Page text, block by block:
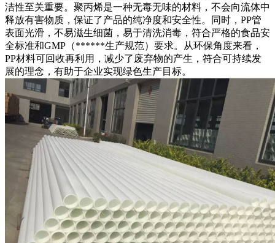
洁性至关重要。聚丙烯是一种无毒无味的材料，不会向流体中
释放有害物质，保证了产品的纯净度和安全性。同时，PP管
表面光滑，不易滋生细菌，易于清洗消毒，符合严格的食品安
全标准和GMP（******生产规范）要求。从环保角度来看，
PP材料可回收再利用，减少了废弃物的产生，符合可持续发
展的理念，有助于企业实现绿色生产目标。